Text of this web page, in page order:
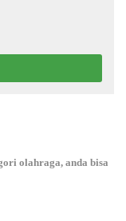
olahraga, anda bisa